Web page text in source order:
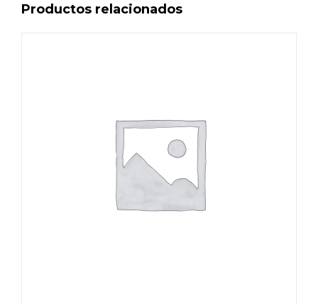
Productos relacionados